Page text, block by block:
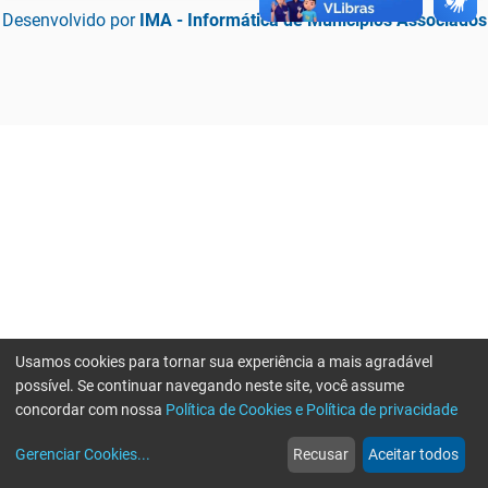
Desenvolvido por IMA - Informática de Municípios Associados
web
Notícias
more_horiz
Mais
Usamos cookies para tornar sua experiência a mais agradável
possível. Se continuar navegando neste site, você assume
concordar com nossa Política de Cookies e Política de privacidade
Gerenciar Cookies... Recusar Aceitar todos
Erro ao enviar informações, por favor tente novamente